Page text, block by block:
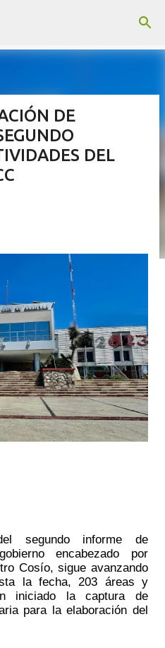
principal
DE
DEL
segundo informe de
encabezado por
Cosío, sigue avanzando
la fecha, 203 áreas y
iniciado la captura de
para la elaboración del